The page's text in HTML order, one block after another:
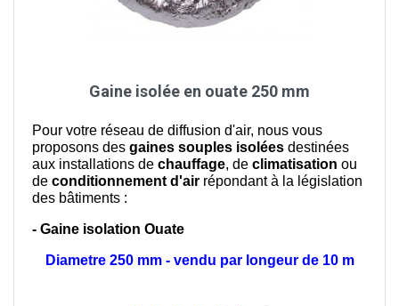
Gaine isolée en ouate 250 mm
Pour votre réseau de diffusion d'air, nous vous
proposons des gaines souples isolées destinées
aux installations de chauffage, de climatisation ou
de conditionnement d'air répondant à la législation
des bâtiments :
- Gaine isolation Ouate
Diametre 250 mm - vendu par longeur de 10 m